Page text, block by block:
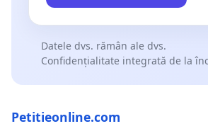
Datele dvs. rămân ale dvs.
Confidențialitate integrată de la
Petitieonline.com